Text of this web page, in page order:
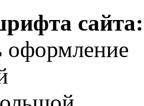
сайта:
оформление